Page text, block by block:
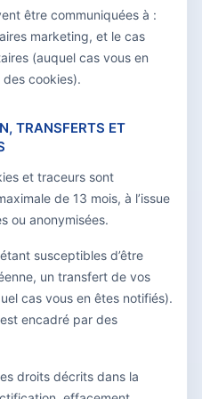
être communiquées à :
marketing, et le cas
(auquel cas vous en
cookies).
TRANSFERTS ET
et traceurs sont
de 13 mois, à l’issue
ou anonymisées.
susceptibles d’être
un transfert de vos
cas vous en êtes notifiés).
encadré par des
droits décrits dans la